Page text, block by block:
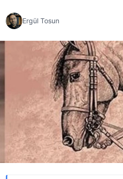
Ergül Tosun